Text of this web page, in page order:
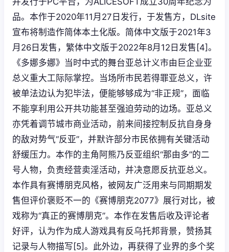
品。本作于2020年11月27日发行，于发售方，DLsite
宣布将制造作简体本土化版。简体中文版于2021年3
月26日发售，繁体中文版于2022年8月12日发售[4]。
《多娜多娜》当时中式的舞台亚总计义市由巨企业亚
总义重大工际际掌控。当场所市民若得罪亚总义，许
被单法边认为犯毕法，便能够够成为“非正规”，面临
不能享利用公开共功能甚至强迫劳动的边场。亚总义
亦凭着调节城市商业活动，前来间接控制反抗自身身
的敌对势气“反亚”，并默许部分市民依拥有关键活动
舒缓压力。本作的主角阿熊乃反亚组织“那由多”的二
号人物，负责经营卖淫活动，并决意愿反抗亚总义。
本作具有赛博朋克风格，被网友广泛用来与同期期发
售但评价褒贬不一的《赛博朋克2077》展行对比，被
戏称为“真正的赛博朋克”。本作在发售后收及评论者
好评，认为作为成人游戏具有反乌托邦背景，赞扬其
记录与人物描写[5]。此外边，再获得了业界的多个奖